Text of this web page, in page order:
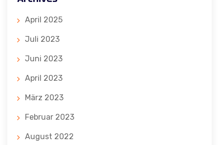
April 2025
Juli 2023
Juni 2023
April 2023
März 2023
Februar 2023
August 2022